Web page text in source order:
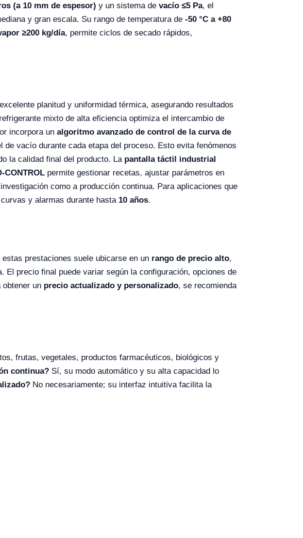
(a 10 mm de espesor) y un sistema de vacío ≤5 Pa, el
y gran escala. Su rango de temperatura de -50 °C a +80
≥200 kg/día, permite ciclos de secado rápidos,
planitud y uniformidad térmica, asegurando resultados
mixto de alta eficiencia optimiza el intercambio de
incorpora un algoritmo avanzado de control de la curva de
vacío durante cada etapa del proceso. Esto evita fenómenos
la calidad final del producto. La pantalla táctil industrial
CONTROL permite gestionar recetas, ajustar parámetros en
como a producción continua. Para aplicaciones que
y alarmas durante hasta 10 años.
estas prestaciones suele ubicarse en un rango de precio alto,
precio final puede variar según la configuración, opciones de
un precio actualizado y personalizado, se recomienda
frutas, vegetales, productos farmacéuticos, biológicos y
continua? Sí, su modo automático y su alta capacidad lo
No necesariamente; su interfaz intuitiva facilita la